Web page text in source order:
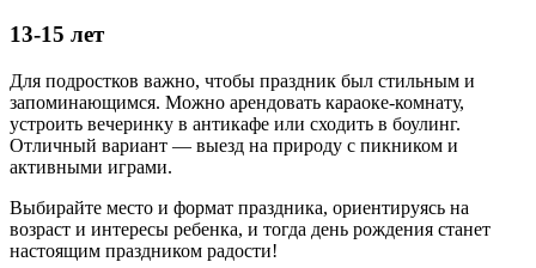
13-15 лет
Для подростков важно, чтобы праздник был стильным и
запоминающимся. Можно арендовать караоке-комнату,
устроить вечеринку в антикафе или сходить в боулинг.
Отличный вариант — выезд на природу с пикником и
активными играми.
Выбирайте место и формат праздника, ориентируясь на
возраст и интересы ребенка, и тогда день рождения станет
настоящим праздником радости!